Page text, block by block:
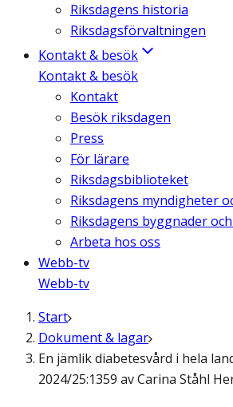
Riksdagens historia
Riksdagsförvaltningen
Kontakt & besök
Kontakt & besök
Kontakt
Besök riksdagen
Press
För lärare
Riksdagsbiblioteket
Riksdagens myndigheter
Riksdagens byggnader
Arbeta hos oss
Webb-tv
Webb-tv
Start
Dokument & lagar
En jämlik diabetesvård i hela
2024/25:1359 av Carina Ståhl